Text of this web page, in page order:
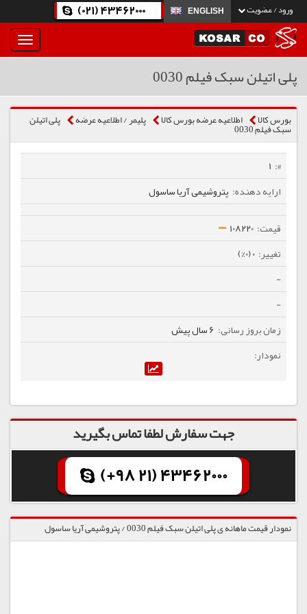
ورود / عضویت ENGLISH
(021) 43462000
بار
و
پلی اتیلن سبک فیلم 0030
بورس کالا اطلاعیه عرضه بورس کالا پلیمر / اطلاعیه عرضه پلی اتیلن
سبک فیلم 0030
1
پتروشیمی آریا ساسول
108220
0 (0%)
-
-
6 سال پیش
جهت سفارش لطفا تماس بگیرید
(+98 21) 43462000
نمودار قیمت ماهانه ی پلی اتیلن سبک فیلم 0030 / پتروشیمی آریا ساسول